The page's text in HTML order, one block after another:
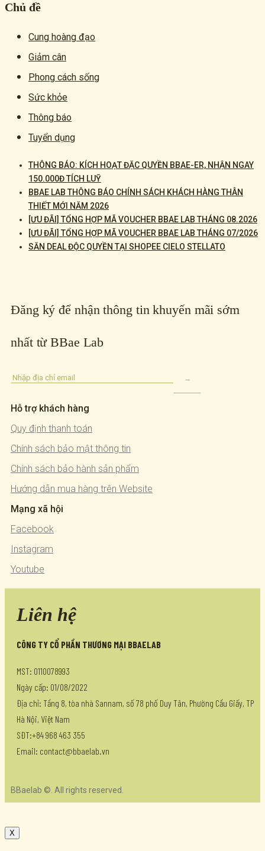
Chủ đề
Cung hoàng đạo
Giảm cân
Phong cách sống
Sức khỏe
Thông báo
Tuyển dụng
THÔNG BÁO: KÍCH HOẠT ĐẶC QUYỀN BBAE-ER, NHẬN NGAY
150.000Đ TÍCH LUỸ
BBAE LAB THÔNG BÁO CHÍNH SÁCH KHÁCH HÀNG THÂN
THIẾT MỚI NĂM 2026
[ƯU ĐÃI] TỔNG HỢP MÃ VOUCHER BBAE LAB THÁNG 08.2026
[ƯU ĐÃI] TỔNG HỢP MÃ VOUCHER BBAE LAB THÁNG 07/2026
SĂN DEAL ĐỘC QUYỀN TẠI SHOPEE CIELO STELLATO
Đăng ký để nhận thông tin khuyến mãi sớm
nhất từ BBae Lab
Hỗ trợ khách hàng
Quy định thanh toán
Chính sách bảo mật thông tin
Chính sách bảo hành sản phẩm
Hướng dẫn mua hàng trên Website
Mạng xã hội
Facebook
Instagram
Youtube
Liên hệ
CÔNG TY CỔ PHẦN THƯƠNG MẠI BBAELAB
MST: 0110078993
Ngày cấp: 01/08/2022
Địa chỉ: Tầng 8, tòa nhà Sannam, số 78 phố Duy Tân, Phường Cầu Giấy, TP
Hà Nội, Việt Nam
SĐT:+84 968 463 355
Email: contact@bbaelab.vn
BBaelab ©. All rights reserved.
X